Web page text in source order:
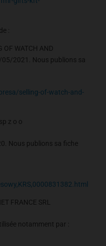
:
WATCH AND
05/2021. Nous publions sa
selling-of-watch-and-
z o o
Nous publions sa fiche
FRANCE SRL
notamment par :